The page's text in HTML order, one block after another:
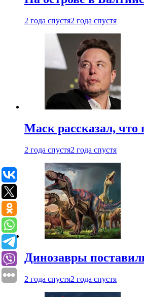
2 года спустя2 года спустя
Маск рассказал, что
2 года спустя2 года спустя
Динозавры
2 года спустя2 года спустя